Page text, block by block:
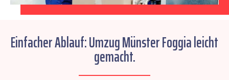
Einfacher Ablauf: Umzug Münster Foggia leicht
gemacht.